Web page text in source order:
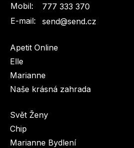
Mobil:
777 333 370
E-mail:
send@send.cz
Apetit Online
Elle
Marianne
Naše krásná zahrada
Svět Ženy
Chip
Marianne Bydlení